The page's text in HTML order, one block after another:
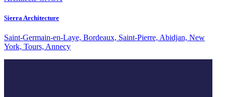
Sierra Architecture
Saint-Germain-en-Laye, Bordeaux, Saint-Pierre, Abidjan, New
York, Tours, Annecy